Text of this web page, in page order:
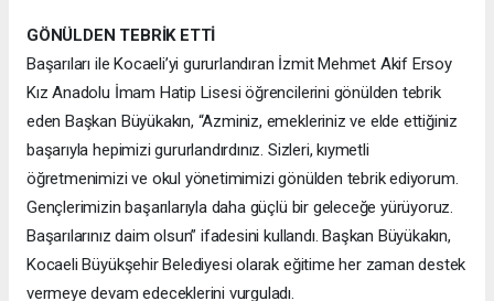
GÖNÜLDEN TEBRİK ETTİ
Başarıları ile Kocaeli’yi gururlandıran İzmit Mehmet Akif Ersoy
Kız Anadolu İmam Hatip Lisesi öğrencilerini gönülden tebrik
eden Başkan Büyükakın, “Azminiz, emekleriniz ve elde ettiğiniz
başarıyla hepimizi gururlandırdınız. Sizleri, kıymetli
öğretmenimizi ve okul yönetimimizi gönülden tebrik ediyorum.
Gençlerimizin başarılarıyla daha güçlü bir geleceğe yürüyoruz.
Başarılarınız daim olsun” ifadesini kullandı. Başkan Büyükakın,
Kocaeli Büyükşehir Belediyesi olarak eğitime her zaman destek
vermeye devam edeceklerini vurguladı.